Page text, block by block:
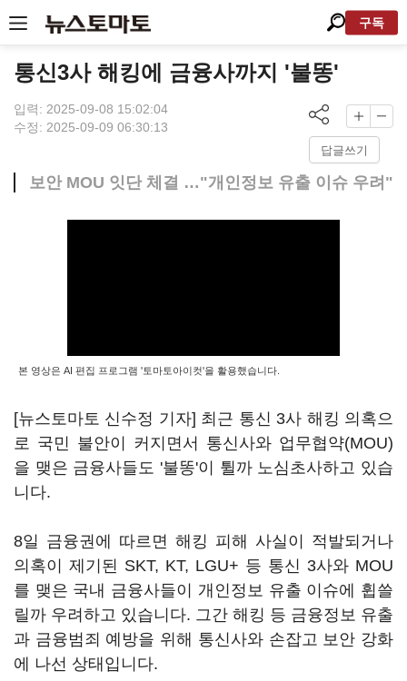
구독
통신3사 해킹에 금융사까지 '불똥'
입력: 2025-09-08 15:02:04
수정: 2025-09-09 06:30:13
답글쓰기
보안 MOU 잇단 체결 …"개인정보 유출 이슈 우려"
본 영상은 AI 편집 프로그램 '토마토아이컷'을 활용했습니다.
[뉴스토마토 신수정 기자] 최근 통신 3사 해킹 의혹으
로 국민 불안이 커지면서 통신사와 업무협약(MOU)
을 맺은 금융사들도 '불똥'이 튈까 노심초사하고 있습
니다.
8일 금융권에 따르면 해킹 피해 사실이 적발되거나
의혹이 제기된 SKT, KT, LGU+ 등 통신 3사와 MOU
를 맺은 국내 금융사들이 개인정보 유출 이슈에 휩쓸
릴까 우려하고 있습니다. 그간 해킹 등 금융정보 유출
과 금융범죄 예방을 위해 통신사와 손잡고 보안 강화
에 나선 상태입니다.